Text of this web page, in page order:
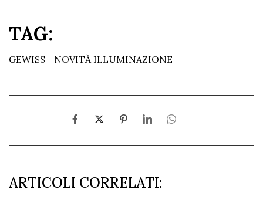
TAG:
GEWISS NOVITÀ ILLUMINAZIONE
ARTICOLI CORRELATI: